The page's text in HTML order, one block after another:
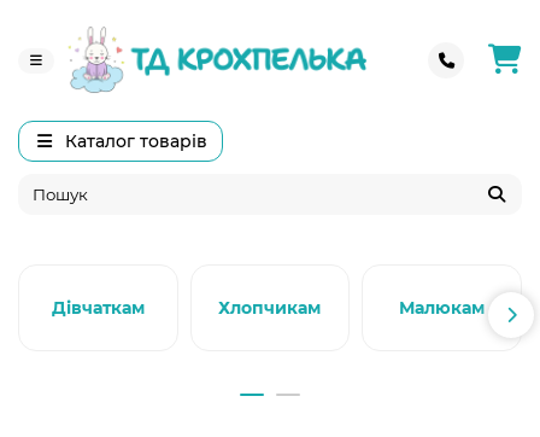
Каталог товарів
Дівчаткам Хлопчикам Малюкам